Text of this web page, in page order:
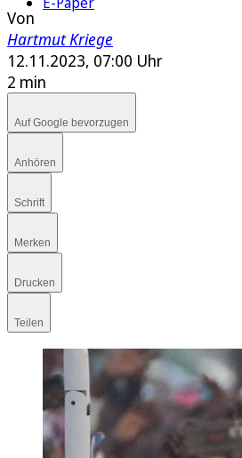
Von
Hartmut Kriege
12.11.2023, 07:00 Uhr
2 min
Auf Google bevorzugen
Anhören
Schrift
Merken
Drucken
Teilen